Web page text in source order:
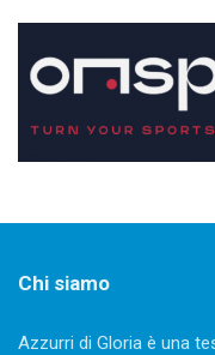
Chi siamo
Azzurri di Gloria è una